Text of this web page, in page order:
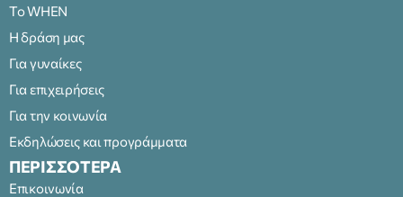
Το WHEN
Η δράση μας
Για γυναίκες
Για επιχειρήσεις
Για την κοινωνία
Εκδηλώσεις και προγράμματα
ΠΕΡΙΣΣΟΤΕΡΑ
Επικοινωνία